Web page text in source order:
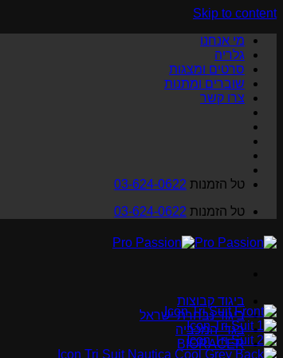
Skip to content
מי אנחנו
גלריה
סרטים ומצגות
שוברים ומתנות
צרו קשר
טל הזמנות 03-624-0622
טל הזמנות 03-624-0622
ביגוד קבוצות
ביגוד נבחרת ישראל
בגדי המכביה
BIORACER